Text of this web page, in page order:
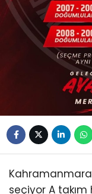
seçiyor A takım